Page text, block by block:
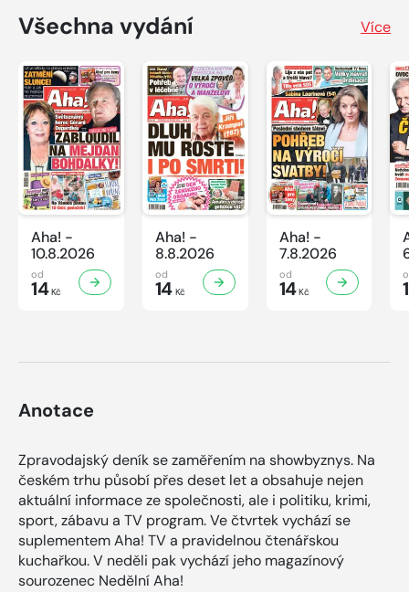
Všechna vydání Více
Aha! -
10.8.2026
od
14Kč
Aha! -
8.8.2026
od
14Kč
Aha! -
7.8.2026
od
14Kč
Anotace
Zpravodajský deník se zaměřením na showbyznys. Na
českém trhu působí přes deset let a obsahuje nejen
aktuální informace ze společnosti, ale i politiku, krimi,
sport, zábavu a TV program. Ve čtvrtek vychází se
suplementem Aha! TV a pravidelnou čtenářskou
kuchařkou. V neděli pak vychází jeho magazínový
sourozenec Nedělní Aha!